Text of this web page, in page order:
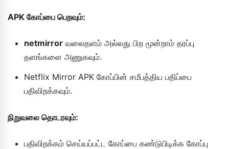
APK கோப்பை பெறவும்:
netmirror வலைதளம் அல்லது பிற மூன்றாம் தரப்பு
தளங்களை அணுகவும்.
Netflix Mirror APK கோப்பின் சமீபத்திய பதிப்பை
பதிவிறக்கவும்.
நிறுவலை தொடரவும்:
பதிவிறக்கம் செய்யப்பட்ட கோப்பை கண்டுபிடிக்க கோப்பு